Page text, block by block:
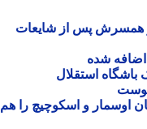
پس از شایعات
شده
استقلال
و اسکوچیچ را هم